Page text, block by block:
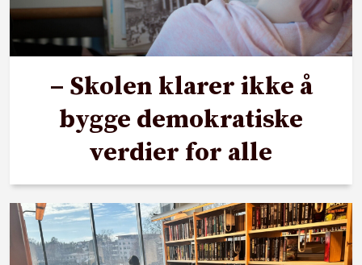
– Skolen klarer ikke å
bygge demokratiske
verdier for alle